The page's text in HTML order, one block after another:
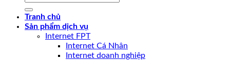
Tranh chủ
Sản phẩm dịch vụ
Internet FPT
Internet Cá Nhân
Internet doanh nghiệp